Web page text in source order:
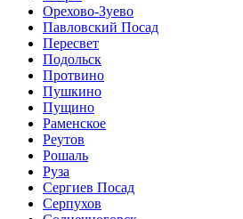
Орехово-Зуево
Павловский Посад
Пересвет
Подольск
Протвино
Пушкино
Пущино
Раменское
Реутов
Рошаль
Руза
Сергиев Посад
Серпухов